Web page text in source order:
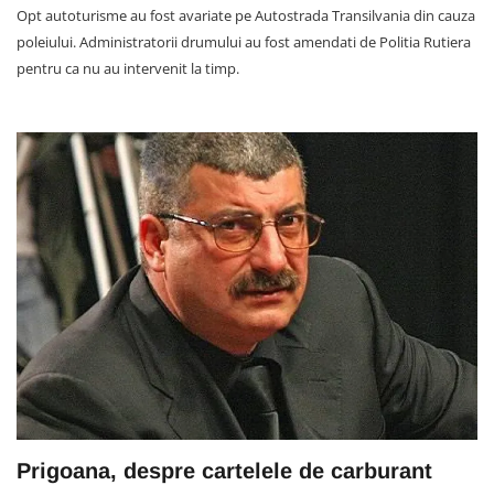
Opt autoturisme au fost avariate pe Autostrada Transilvania din cauza
poleiului. Administratorii drumului au fost amendati de Politia Rutiera
pentru ca nu au intervenit la timp.
Prigoana, despre cartelele de carburant